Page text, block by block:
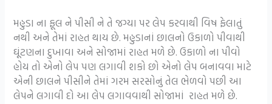
મહુડા ના ફૂલ ને પીસી ને તે જગ્યા પર લેપ કરવાથી વિષ ફેલાતું
નથી અને તેમાં રાહત થાય છે. મહુડાનાં છાલનો ઉકાળો પીવાથી
ઘૂંટણના દુખાવા અને સોજામાં રાહત મળે છે. ઉકાળો ના પીવો
હોય તો એનો લેપ પણ લગાવી શકો છો એનો લેપ બનાવવા માટે
એની છાલને પીસીને તેમાં ગરમ સરસોનું તેલ ભેળવો પછી આ
લેપને લગાવી દો આ લેપ લગાવવાથી સોજામાં રાહત મળે છે.